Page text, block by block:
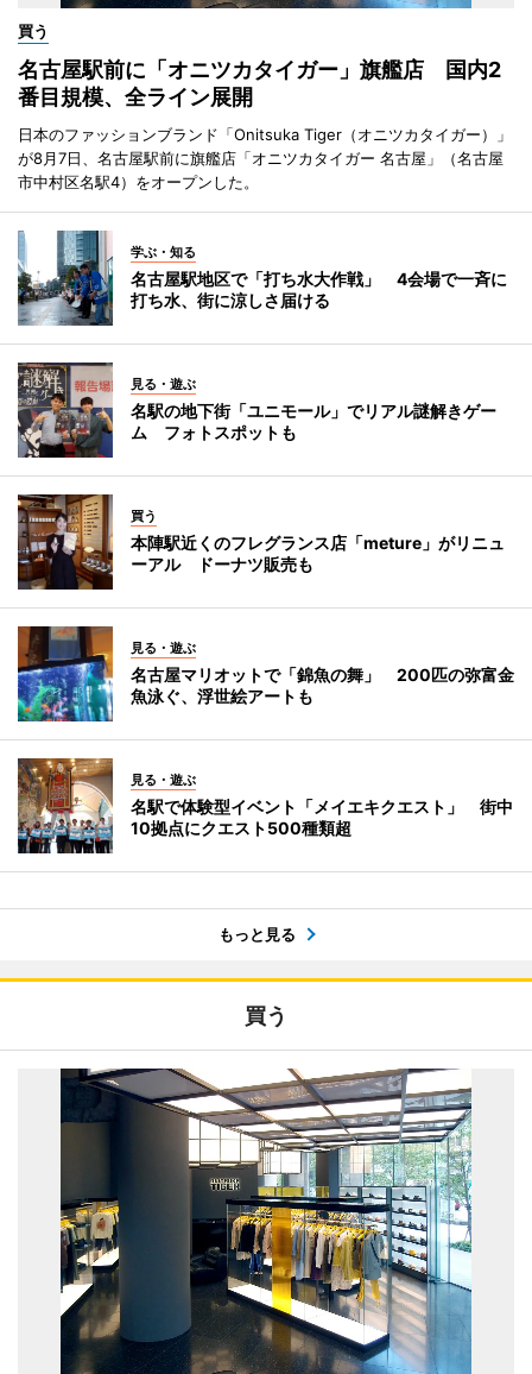
買う
名古屋駅前に「オニツカタイガー」旗艦店 国内2
番目規模、全ライン展開
日本のファッションブランド「Onitsuka Tiger（オニツカタイガー）」
が8月7日、名古屋駅前に旗艦店「オニツカタイガー 名古屋」（名古屋
市中村区名駅4）をオープンした。
学ぶ・知る
名古屋駅地区で「打ち水大作戦」 4会場で一斉に
打ち水、街に涼しさ届ける
見る・遊ぶ
名駅の地下街「ユニモール」でリアル謎解きゲー
ム フォトスポットも
買う
本陣駅近くのフレグランス店「meture」がリニュ
ーアル ドーナツ販売も
見る・遊ぶ
名古屋マリオットで「錦魚の舞」 200匹の弥富金
魚泳ぐ、浮世絵アートも
見る・遊ぶ
名駅で体験型イベント「メイエキクエスト」 街中
10拠点にクエスト500種類超
もっと見る
買う